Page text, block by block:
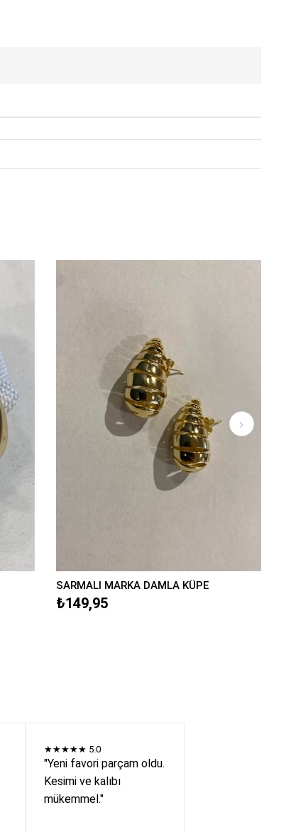
SARMALI MARKA DAMLA KÜPE
₺149,95
★★★★★ 5.0
"Yeni favori parçam oldu.
Kesimi ve kalıbı
mükemmel."